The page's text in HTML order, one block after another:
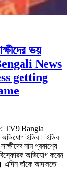
ভয়
Bengali News
getting
TV9 Bangla
অভিযোগ ইডির। ইডির
নাম প্রকাশ্যে
অভিযোগ করেন
এদিন তাঁকে আদালতে